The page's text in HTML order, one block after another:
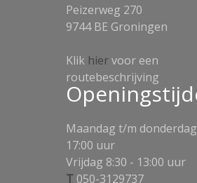
Peizerweg 270
9744 BE Groningen
Klik hiervoor een
routebeschrijving
Maandag t/m
17:00 uur
Vrijdag 8:30 - 13:00 uur
T 050-3129737